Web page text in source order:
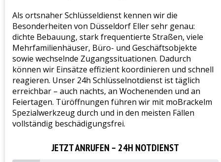
Als ortsnaher Schlüsseldienst kennen wir die
Besonderheiten von Düsseldorf Eller sehr genau:
dichte Bebauung, stark frequentierte Straßen, viele
Mehrfamilienhäuser, Büro- und Geschäftsobjekte
sowie wechselnde Zugangssituationen. Dadurch
können wir Einsätze effizient koordinieren und schnell
reagieren. Unser 24h Schlüsselnotdienst ist täglich
erreichbar – auch nachts, an Wochenenden und an
Feiertagen. Türöffnungen führen wir mit moBrackelm
Spezialwerkzeug durch und in den meisten Fällen
vollständig beschädigungsfrei.
JETZT ANRUFEN – 24H NOTDIENST